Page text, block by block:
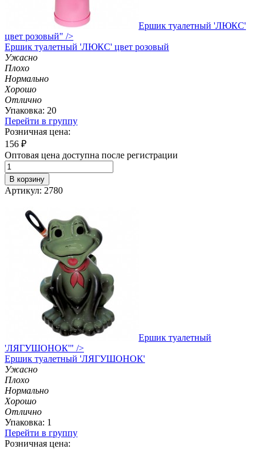
Ершик туалетный 'ЛЮКС'
цвет розовый" />
Ершик туалетный 'ЛЮКС' цвет розовый
Ужасно
Плохо
Нормально
Хорошо
Отлично
Упаковка: 20
Перейти в группу
Розничная цена:
156 ₽
Оптовая цена доступна после регистрации
В корзину
Артикул: 2780
Ершик туалетный
'ЛЯГУШОНОК'" />
Ершик туалетный 'ЛЯГУШОНОК'
Ужасно
Плохо
Нормально
Хорошо
Отлично
Упаковка: 1
Перейти в группу
Розничная цена: